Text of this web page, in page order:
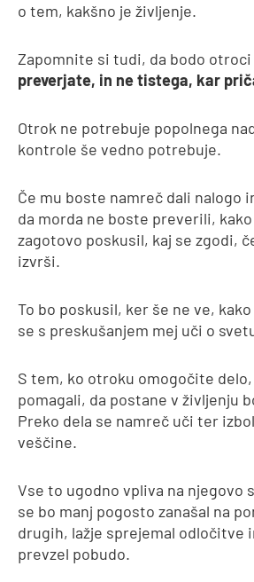
o tem, kakšno je življenje.
Zapomnite si tudi, da bodo
preverjate, in ne tistega, kar
Otrok ne potrebuje popolnega
kontrole še vedno potrebuje.
Če mu boste namreč dali nalogo
da morda ne boste preverili,
zagotovo poskusil, kaj se zgodi,
izvrši.
To bo poskusil, ker še ne ve,
se s preskušanjem mej uči o
S tem, ko otroku omogočite
pomagali, da postane v življenju
Preko dela se namreč uči ter
veščine.
Vse to ugodno vpliva na njegovo
se bo manj pogosto zanašal na
drugih, lažje sprejemal odločitve
prevzel pobudo.